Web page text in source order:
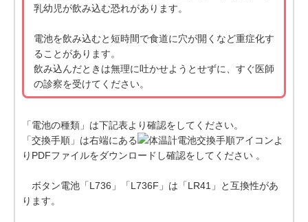
乳幼児が飲み込む恐れがあります。
電池を飲み込むと短時間で食道に穴が開くなど重症化す
ることがあります。
飲み込んだときは無理に吐かせようとせずに、すぐ医師
の診察を受けてください。
「電池の種類」は下記表より確認をしてください。
「交換手順」は右端にある
よ
りPDFファイルをダウンロードし確認をしてください 。
ボタン電池「L736」「L736F」は「LR41」と互換性があ
ります。